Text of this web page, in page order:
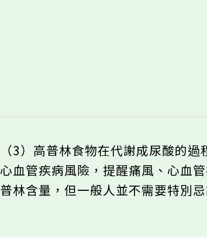
（3）高普林食物在代謝成尿酸的
心血管疾病風險，提醒痛風、心血
普林含量，但一般人並不需要特別忌